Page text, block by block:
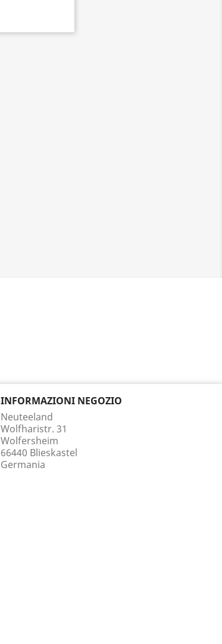
INFORMAZIONI NEGOZIO
Neuteeland
Wolfharistr. 31
Wolfersheim
66440 Blieskastel
Germania